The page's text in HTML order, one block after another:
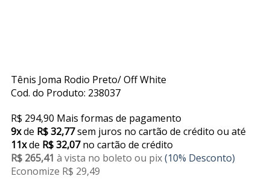
Tênis Joma Rodio Preto/ Off White
Cod. do Produto: 238037
R$ 294,90 Mais formas de pagamento
9xde R$ 32,77 sem juros no cartão de crédito ou até
11xde R$ 32,07no cartão de crédito
R$ 265,41 à vista no boleto ou pix(10% Desconto)
Economize R$ 29,49